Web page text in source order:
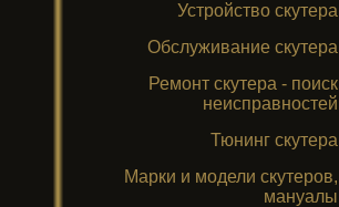
Устройство скутера
Обслуживание скутера
Ремонт скутера - поиск
неисправностей
Тюнинг скутера
Марки и модели скутеров,
мануалы